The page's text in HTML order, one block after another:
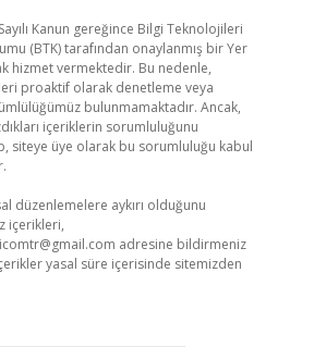
Kanun gereğince Bilgi Teknolojileri
(BTK) tarafından onaylanmış bir Yer
hizmet vermektedir. Bu nedenle,
proaktif olarak denetleme veya
bulunmamaktadır. Ancak,
içeriklerin sorumluluğunu
siteye üye olarak bu sorumluluğu kabul
düzenlemelere aykırı olduğunu
içerikleri,
adresine bildirmeniz
yasal süre içerisinde sitemizden